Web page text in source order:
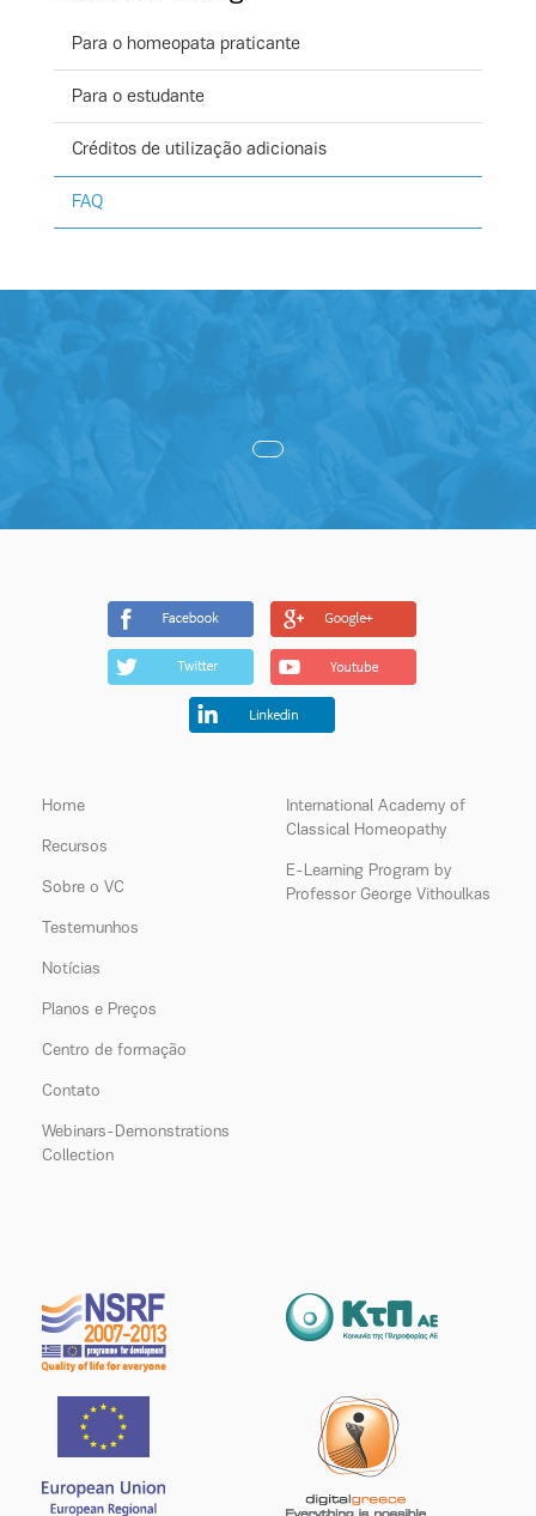
Para o homeopata praticante
Para o estudante
Créditos de utilização adicionais
FAQ
Home
Recursos
Sobre o VC
Testemunhos
Notícias
Planos e Preços
Centro de formação
Contato
Webinars-Demonstrations
Collection
International Academy of
Classical Homeopathy
E-Learning Program by
Professor George Vithoulkas